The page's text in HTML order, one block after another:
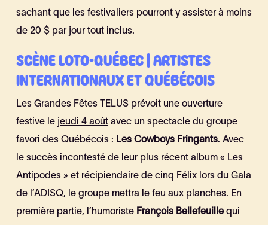
sachant que les festivaliers pourront y assister à moins
de 20 $ par jour tout inclus.
SCÈNE LOTO-QUÉBEC | ARTISTES
INTERNATIONAUX ET QUÉBÉCOIS
Les Grandes Fêtes TELUS prévoit une ouverture
festive le jeudi 4 août avec un spectacle du groupe
favori des Québécois : Les Cowboys Fringants. Avec
le succès incontesté de leur plus récent album « Les
Antipodes » et récipiendaire de cinq Félix lors du Gala
de l’ADISQ, le groupe mettra le feu aux planches. En
première partie, l’humoriste François Bellefeuillequi